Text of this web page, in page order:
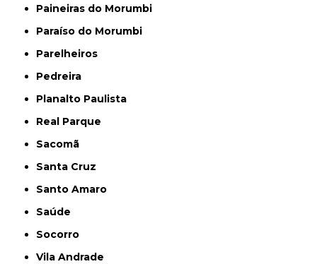
Paineiras do Morumbi
Paraíso do Morumbi
Parelheiros
Pedreira
Planalto Paulista
Real Parque
Sacomã
Santa Cruz
Santo Amaro
Saúde
Socorro
Vila Andrade